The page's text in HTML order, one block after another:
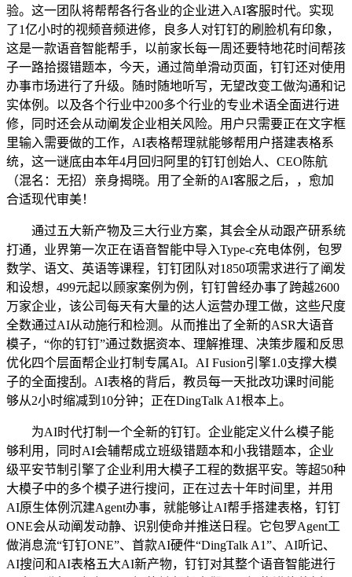
验。这一团队将帮帮各行各业的企业进入AI客服时代。实现
了1亿小时的视频音频进修，良多人对钉钉的刷脸机有印象，
这是一款语音智能帮手，以前家长每一周还要特地花时间帮孩
子一路拾掇错题本，今天，通过简单滑动页面，钉钉还对使用
办事市场进行了升级。随时随地听写，无望改变工做沟通和记
实体例。以及各个行业中200多个行业的专业术语全面进行进
修，同时还会从动阐发企业相关风险。用户只需要正在文字框
里输入需要做的工作，AI表格帮理就能够帮用户搭建表格系
统，这一谜底由本年4月回归阿里的钉钉创始人、CEO陈航
（混名：无招）亲身揭晓。用了全新的AI客服之后，，愈加
合适现代审美！
通过五大新产物及三大行业方案，其会全从动跟产研系统
打通，业界第一次正在语音智能中导入Type-c充电体例，包罗
数学、语文、英语等课程，钉钉团队对1850项需求进行了阐发
和设想，499元起以顾家案例为例，钉钉曾经办事了跨越2600
万家企业，该公司每天有大量的达人运营办理工做，这些尺度
全数通过AI从动施行和检测。从而推出了全新的ASR大语音
模子，“你的钉钉”通过数据资本、理解推理、决策步履和反思
优化四个层面帮企业打制专属AI。AI Fusion引擎1.0支撑大模
子的全面搜刮。AI表格的背后，教员每一天批改功课时间能
够从2小时缩减到10分钟；正在DingTalk A1根本上。
为AI时代打制一个全新的钉钉。企业能定义什么模子能
够利用，同时AI会辅帮成立班级错题本和小我错题本，企业
级平安节制引擎了企业利用大模子工程的数据平安。等超50种
大模子中的多个模子进行搜问，正在过去十年时间里，并用
AI原生体例沉建Agent办事，就能够让AI帮手搭建表格，钉钉
ONE会从动阐发动静、识别使命并推送日程。它包罗Agent工
做消息流“钉钉ONE”、首款AI硬件“DingTalk A1”、AI听记、
AI搜问和AI表格五大AI新产物，钉钉对其整个语音智能进行